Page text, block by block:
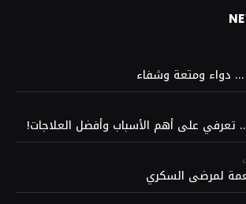
دواء ومتعة وشفاء
على أهم الأسباب وأفضل العلاجات!
لمرضى السكري